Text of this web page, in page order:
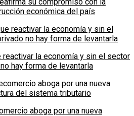
económica del país
reactivar la economía y sin el sector
hay forma de levantarla
aboga por una nueva